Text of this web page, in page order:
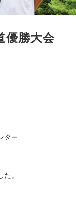
優勝大会
ター
。